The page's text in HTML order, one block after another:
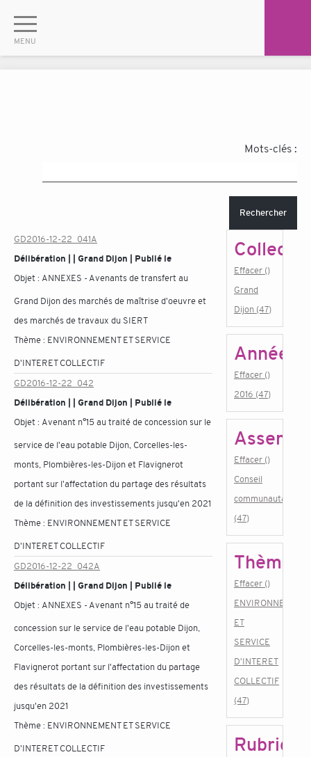
Mots-clés :
Rechercher
GD2016-12-22_041A
Délibération | | Grand Dijon | Publié le
Objet : ANNEXES - Avenants de transfert au
Grand Dijon des marchés de maîtrise d'oeuvre et
des marchés de travaux du SIERT
Thème : ENVIRONNEMENT ET SERVICE
D'INTERET COLLECTIF
GD2016-12-22_042
Délibération | | Grand Dijon | Publié le
Objet : Avenant n°15 au traité de concession sur le
service de l'eau potable Dijon, Corcelles-les-
monts, Plombières-les-Dijon et Flavignerot
portant sur l'affectation du partage des résultats
de la définition des investissements jusqu'en 2021
Thème : ENVIRONNEMENT ET SERVICE
D'INTERET COLLECTIF
GD2016-12-22_042A
Délibération | | Grand Dijon | Publié le
Objet : ANNEXES - Avenant n°15 au traité de
concession sur le service de l'eau potable Dijon,
Corcelles-les-monts, Plombières-les-Dijon et
Flavignerot portant sur l'affectation du partage
des résultats de la définition des investissements
jusqu'en 2021
Thème : ENVIRONNEMENT ET SERVICE
D'INTERET COLLECTIF
Effacer ()
Grand
Dijon (47)
Année
Effacer ()
2016 (47)
Effacer ()
Conseil
communautaire
(47)
Thème
Effacer ()
ENVIRONNEMENT
ET
SERVICE
D'INTERET
COLLECTIF
(47)
Rubrique